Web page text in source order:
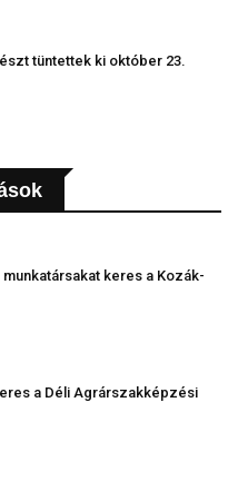
tüntettek ki október 23.
keres a Kozák-
a Déli Agrárszakképzési